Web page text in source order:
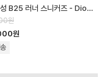
디올 남성 B25 러너 스니커즈 - Dior Mens B25 Runner Sneaker -…
원
원